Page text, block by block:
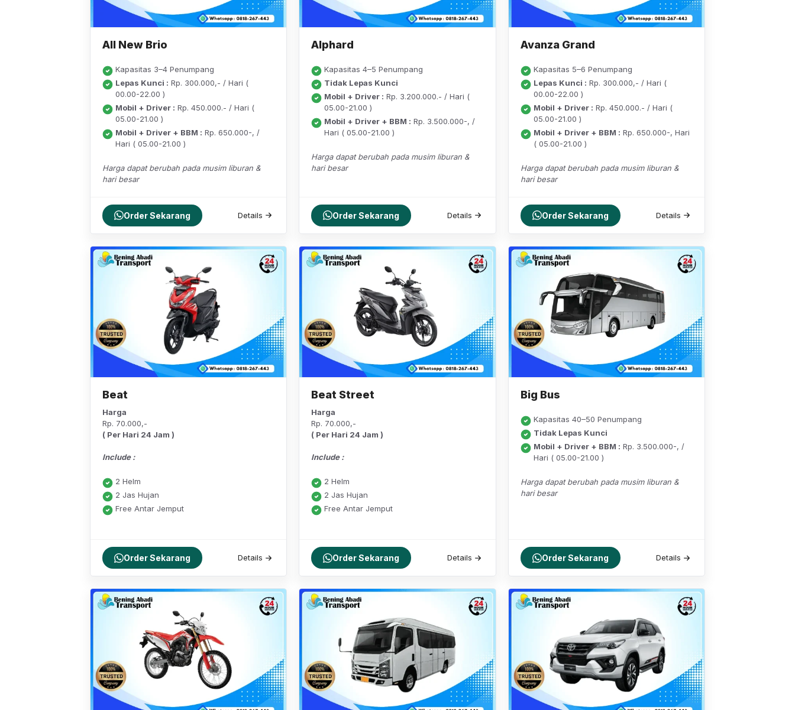
All New Brio
Kapasitas 3–4 Penumpang
Lepas Kunci : Rp. 300.000,- / Hari (
00.00-22.00 )
Mobil + Driver : Rp. 450.000.- / Hari (
05.00-21.00 )
Mobil + Driver + BBM : Rp. 650.000-, /
Hari ( 05.00-21.00 )
Harga dapat berubah pada musim liburan &
hari besar
Order Sekarang Details
Alphard
Kapasitas 4–5 Penumpang
Tidak Lepas Kunci
Mobil + Driver : Rp. 3.200.000.- / Hari (
05.00-21.00 )
Mobil + Driver + BBM : Rp. 3.500.000-, /
Hari ( 05.00-21.00 )
Harga dapat berubah pada musim liburan &
hari besar
Order Sekarang Details
Avanza Grand
Kapasitas 5–6 Penumpang
Lepas Kunci : Rp. 300.000,- / Hari (
00.00-22.00 )
Mobil + Driver : Rp. 450.000.- / Hari (
05.00-21.00 )
Mobil + Driver + BBM : Rp. 650.000-, Hari
( 05.00-21.00 )
Harga dapat berubah pada musim liburan &
hari besar
Order Sekarang Details
Beat
Harga
Rp. 70.000,-
( Per Hari 24 Jam )
Include :
2 Helm
2 Jas Hujan
Free Antar Jemput
Order Sekarang Details
Beat Street
Harga
Rp. 70.000,-
( Per Hari 24 Jam )
Include :
2 Helm
2 Jas Hujan
Free Antar Jemput
Order Sekarang Details
Big Bus
Kapasitas 40–50 Penumpang
Tidak Lepas Kunci
Mobil + Driver + BBM : Rp. 3.500.000-, /
Hari ( 05.00-21.00 )
Harga dapat berubah pada musim liburan &
hari besar
Order Sekarang Details